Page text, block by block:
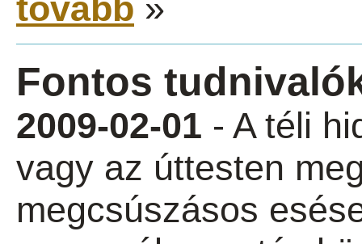
tovább »
Fontos
2009-02-01 - A téli
vagy az úttesten
megcsúszásos